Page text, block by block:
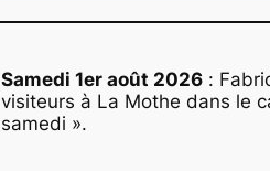
Samedi 1er août 2026 :
visiteurs à La Mothe dans le
samedi ».